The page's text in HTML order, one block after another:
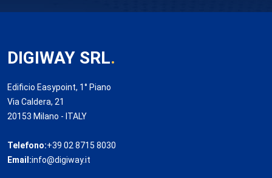
DIGIWAY SRL.
Edificio Easypoint, 1° Piano
Via Caldera, 21
20153 Milano - ITALY
Telefono:+39 02 8715 8030
Email:info@digiway.it